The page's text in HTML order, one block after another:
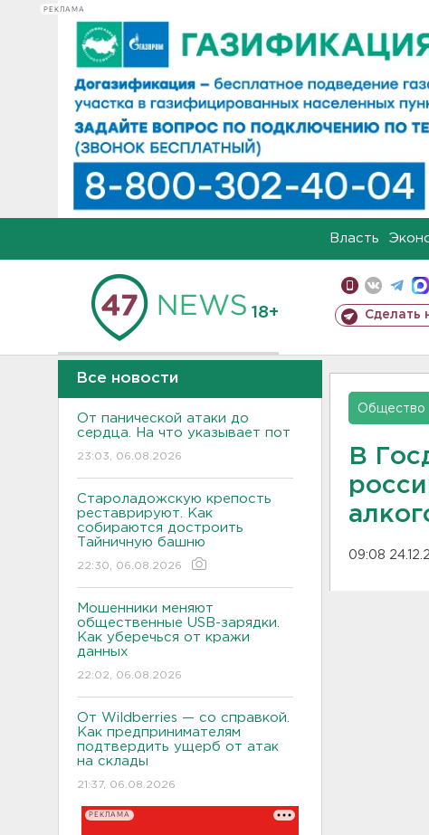
РЕКЛАМА
Власть
18+ Сделать
Все новости
От панической атаки до
сердца. На что указывает пот
23:03, 06.08.2026
Староладожскую крепость
реставрируют. Как
собираются достроить
Тайничную башню
22:30, 06.08.2026
Мошенники меняют
общественные USB-зарядки.
Как уберечься от кражи
данных
22:02, 06.08.2026
От Wildberries — со справкой.
Как предпринимателям
подтвердить ущерб от атак
на склады
21:37, 06.08.2026
РЕКЛАМА
Общество
В
09:08